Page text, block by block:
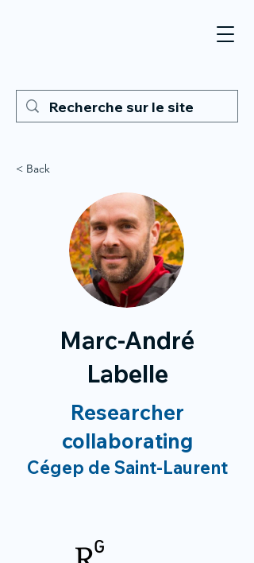
< Back
Marc-André
Labelle
Researcher
collaborating
Cégep de Saint-Laurent